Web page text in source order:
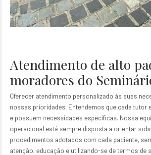
Atendimento de alto
moradores do
Oferecer atendimento personalizado às suas
nossas prioridades. Entendemos que cada tutor
e possuem necessidades específicas. Nossa
operacional está sempre disposta a orientar
procedimentos adotados com cada paciente,
atenção, educação e utilizando-se de termos de